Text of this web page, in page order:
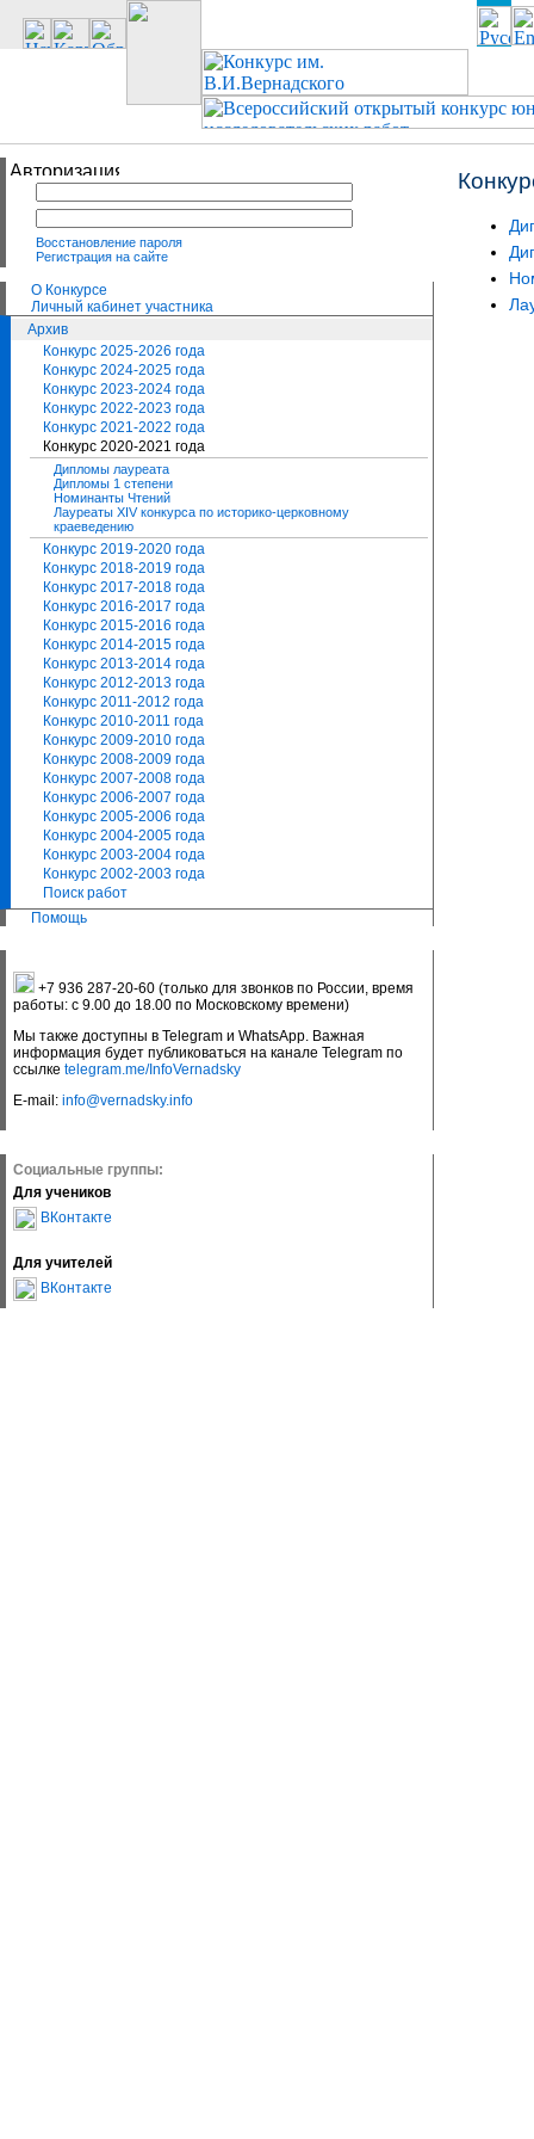
Восстановление пароля
Регистрация на сайте
О Конкурсе
Личный кабинет участника
Архив
Конкурс 2025-2026 года
Конкурс 2024-2025 года
Конкурс 2023-2024 года
Конкурс 2022-2023 года
Конкурс 2021-2022 года
Конкурс 2020-2021 года
Дипломы лауреата
Дипломы 1 степени
Номинанты Чтений
Лауреаты XIV конкурса по историко-церковному
краеведению
Конкурс 2019-2020 года
Конкурс 2018-2019 года
Конкурс 2017-2018 года
Конкурс 2016-2017 года
Конкурс 2015-2016 года
Конкурс 2014-2015 года
Конкурс 2013-2014 года
Конкурс 2012-2013 года
Конкурс 2011-2012 года
Конкурс 2010-2011 года
Конкурс 2009-2010 года
Конкурс 2008-2009 года
Конкурс 2007-2008 года
Конкурс 2006-2007 года
Конкурс 2005-2006 года
Конкурс 2004-2005 года
Конкурс 2003-2004 года
Конкурс 2002-2003 года
Поиск работ
Помощь
+7 936 287-20-60 (только для звонков по России, время
работы: с 9.00 до 18.00 по Московскому времени)
Мы также доступны в Telegram и WhatsApp. Важная
информация будет публиковаться на канале Telegram по
ссылке telegram.me/InfoVernadsky
E-mail: info@vernadsky.info
Социальные группы:
Для учеников
ВКонтакте
Для учителей
ВКонтакте